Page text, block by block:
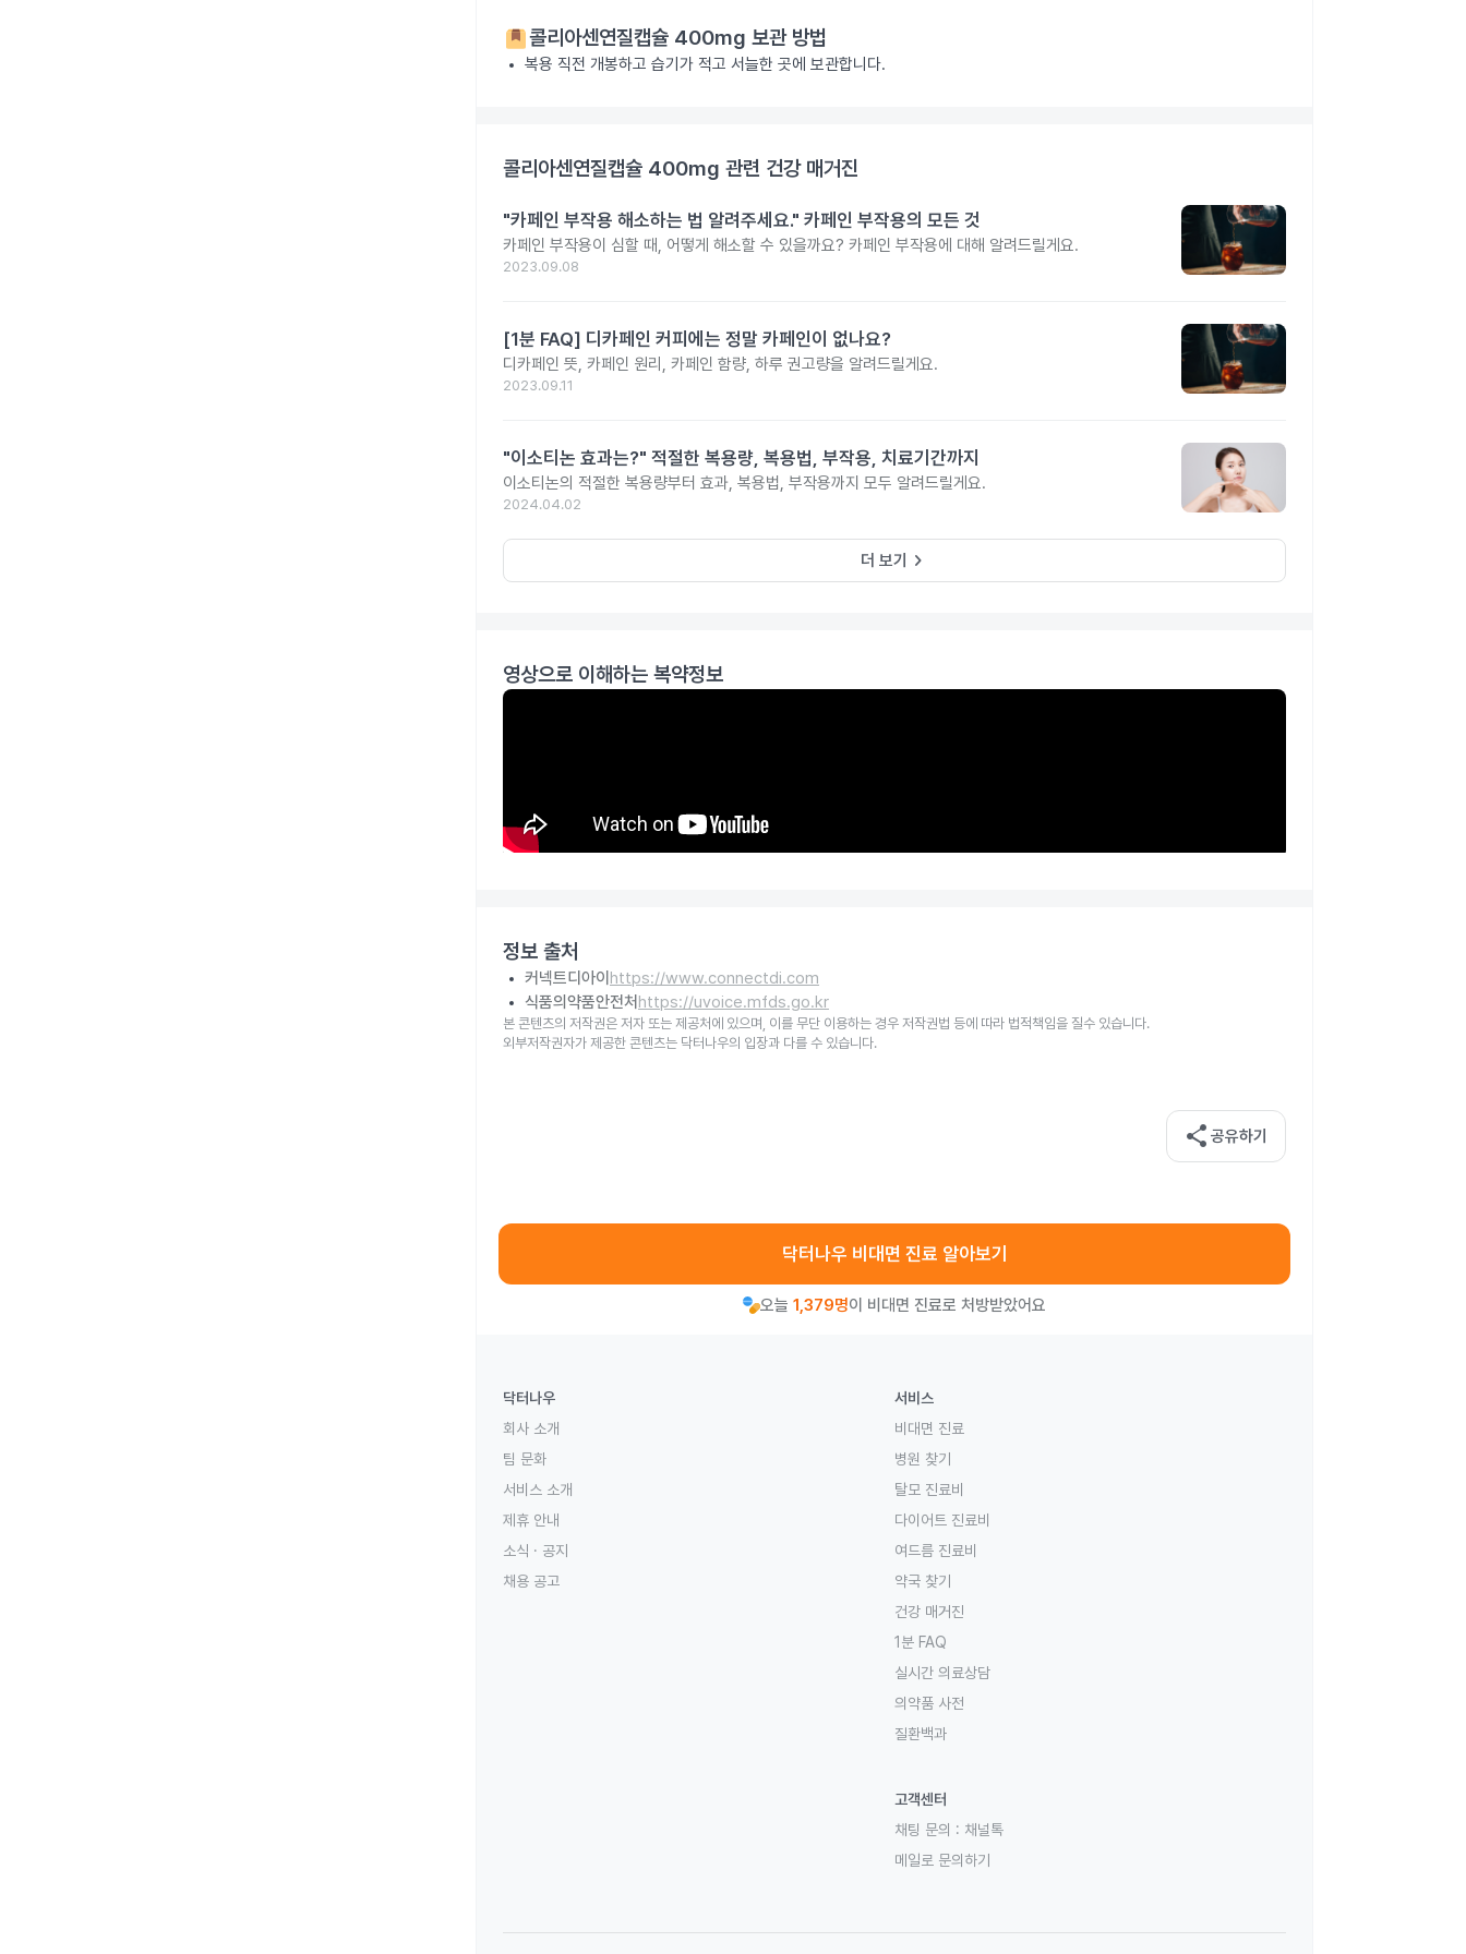
콜리아센연질캡슐 400mg 보관 방법
복용 직전 개봉하고 습기가 적고 서늘한 곳에 보관합니다.
콜리아센연질캡슐 400mg 관련 건강 매거진
"카페인 부작용 해소하는 법 알려주세요." 카페인 부작용의 모든 것
카페인 부작용이 심할 때, 어떻게 해소할 수 있을까요? 카페인 부작용에 대해 알려드릴게요.
2023.09.08
[1분 FAQ] 디카페인 커피에는 정말 카페인이 없나요?
디카페인 뜻, 카페인 원리, 카페인 함량, 하루 권고량을 알려드릴게요.
2023.09.11
"이소티논 효과는?" 적절한 복용량, 복용법, 부작용, 치료기간까지
이소티논의 적절한 복용량부터 효과, 복용법, 부작용까지 모두 알려드릴게요.
2024.04.02
더 보기 keyboard_arrow_right
영상으로 이해하는 복약정보
정보 출처
커넥트디아이 https://www.connectdi.com
식품의약품안전처 https://uvoice.mfds.go.kr
본 콘텐츠의 저작권은 저자 또는 제공처에 있으며, 이를 무단 이용하는 경우 저작권법 등에 따라 법적책임을 질수 있습니다.
외부저작권자가 제공한 콘텐츠는 닥터나우의 입장과 다를 수 있습니다.
share 공유하기
닥터나우 비대면 진료 알아보기
오늘 1,379명이 비대면 진료로 처방받았어요
닥터나우
회사 소개
팀 문화
서비스 소개
제휴 안내
소식 · 공지
채용 공고
서비스
비대면 진료
병원 찾기
탈모 진료비
다이어트 진료비
여드름 진료비
약국 찾기
건강 매거진
1분 FAQ
실시간 의료상담
의약품 사전
질환백과
고객센터
채팅 문의 : 채널톡
메일로 문의하기